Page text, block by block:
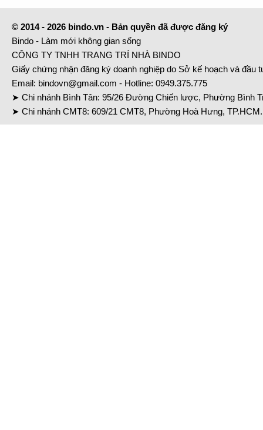
© 2014 - 2026 bindo.vn - Bản quyền đã được đăng ký
Bindo - Làm mới không gian sống
CÔNG TY TNHH TRANG TRÍ NHÀ BINDO
Giấy chứng nhận đăng ký doanh nghiệp do Sở kế hoạch và đầu
Email: bindovn@gmail.com - Hotline: 0949.375.775
➤ Chi nhánh Bình Tân: 95/26 Đường Chiến lược, Phường Bình
➤ Chi nhánh CMT8: 609/21 CMT8, Phường Hoà Hưng,